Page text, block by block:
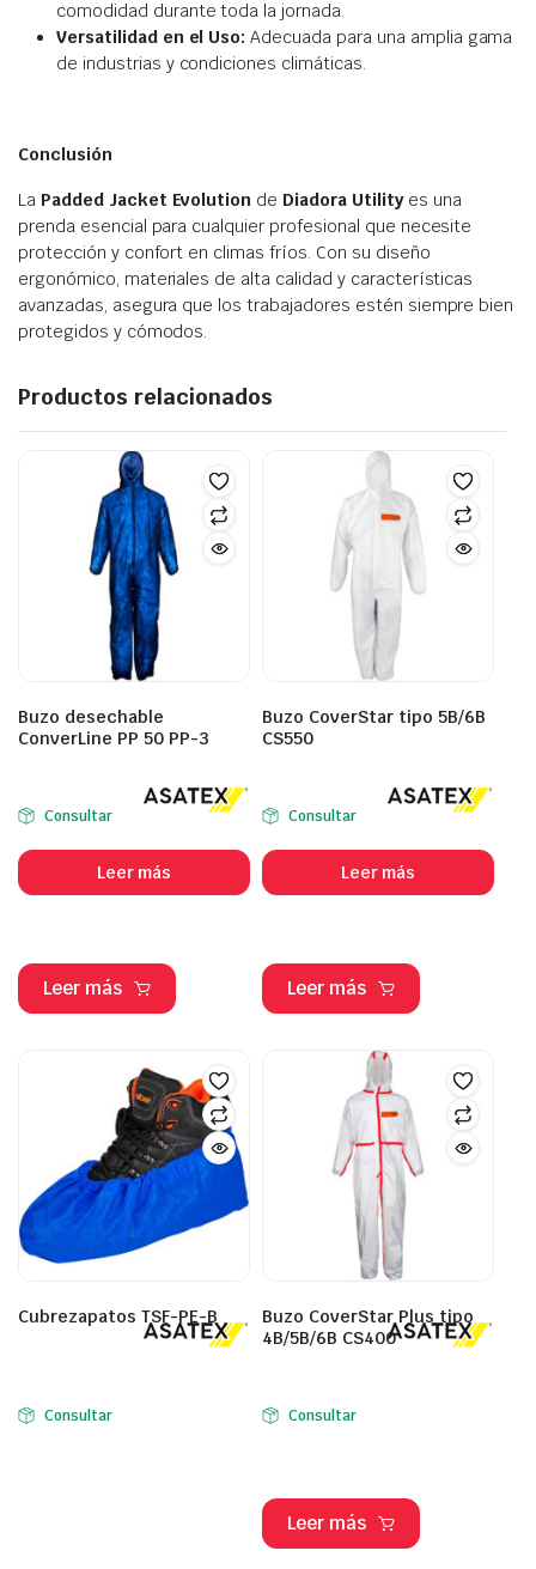
comodidad durante toda la jornada.
Versatilidad en el Uso: Adecuada para una amplia gama
de industrias y condiciones climáticas.
Conclusión
La Padded Jacket Evolution de Diadora Utilityes una
prenda esencial para cualquier profesional que necesite
protección y confort en climas fríos. Con su diseño
ergonómico, materiales de alta calidad y características
avanzadas, asegura que los trabajadores estén siempre bien
protegidos y cómodos.
Productos relacionados
Buzo desechable
ConverLine PP 50 PP-3
Consultar
Leer más
Leer más
Buzo CoverStar tipo 5B/6B
CS550
Consultar
Leer más
Leer más
Cubrezapatos TSF-PE-B
Consultar
Buzo CoverStar Plus tipo
4B/5B/6B CS400
Consultar
Leer más